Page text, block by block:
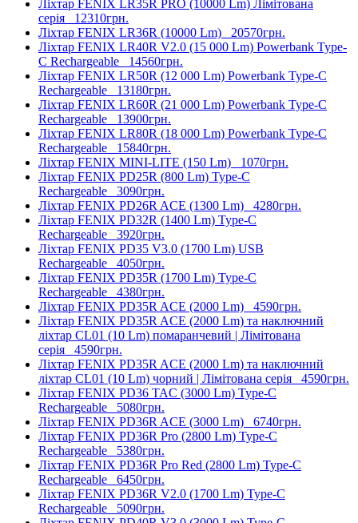
Ліхтар FENIX LR35R PRO (10000 Lm) Лімітована
серія 12310грн.
Ліхтар FENIX LR36R (10000 Lm) 20570грн.
Ліхтар FENIX LR40R V2.0 (15 000 Lm) Powerbank Type-
C Rechargeable 14560грн.
Ліхтар FENIX LR50R (12 000 Lm) Powerbank Type-C
Rechargeable 13180грн.
Ліхтар FENIX LR60R (21 000 Lm) Powerbank Type-C
Rechargeable 13900грн.
Ліхтар FENIX LR80R (18 000 Lm) Powerbank Type-C
Rechargeable 15840грн.
Ліхтар FENIX MINI-LITE (150 Lm) 1070грн.
Ліхтар FENIX PD25R (800 Lm) Type-C
Rechargeable 3090грн.
Ліхтар FENIX PD26R ACE (1300 Lm) 4280грн.
Ліхтар FENIX PD32R (1400 Lm) Type-C
Rechargeable 3920грн.
Ліхтар FENIX PD35 V3.0 (1700 Lm) USB
Rechargeable 4050грн.
Ліхтар FENIX PD35R (1700 Lm) Type-C
Rechargeable 4380грн.
Ліхтар FENIX PD35R ACE (2000 Lm) 4590грн.
Ліхтар FENIX PD35R ACE (2000 Lm) та наключний
ліхтар CL01 (10 Lm) помаранчевий | Лімітована
серія 4590грн.
Ліхтар FENIX PD35R ACE (2000 Lm) та наключний
ліхтар CL01 (10 Lm) чорний | Лімітована серія 4590грн.
Ліхтар FENIX PD36 TAC (3000 Lm) Type-C
Rechargeable 5080грн.
Ліхтар FENIX PD36R ACE (3000 Lm) 6740грн.
Ліхтар FENIX PD36R Pro (2800 Lm) Type-C
Rechargeable 5380грн.
Ліхтар FENIX PD36R Pro Red (2800 Lm) Type-C
Rechargeable 6450грн.
Ліхтар FENIX PD36R V2.0 (1700 Lm) Type-C
Rechargeable 5090грн.